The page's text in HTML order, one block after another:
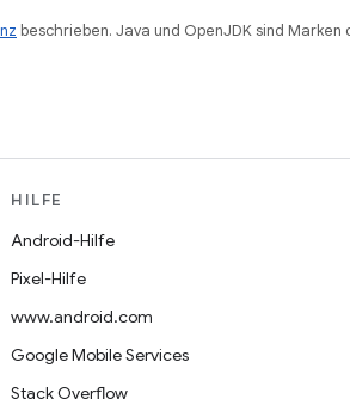
beschrieben. Java und OpenJDK sind Marken
HILFE
Android-Hilfe
Pixel-Hilfe
www.android.com
Google Mobile Services
Stack Overflow